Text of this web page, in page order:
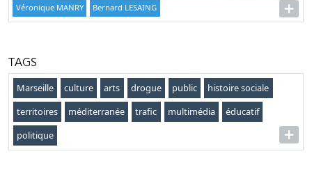
Véronique MANRY
Bernard LESAING
TAGS
Marseille culture arts drogue public
histoire sociale
territoires
méditerranée trafic multimédia
éducatif
politique